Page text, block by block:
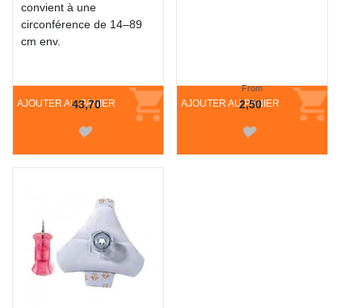
convient à une
circonférence de 14–89
cm env.
AJOUTER AU PANIER
43,70 AJOUTER AU PANIER
From
2,50